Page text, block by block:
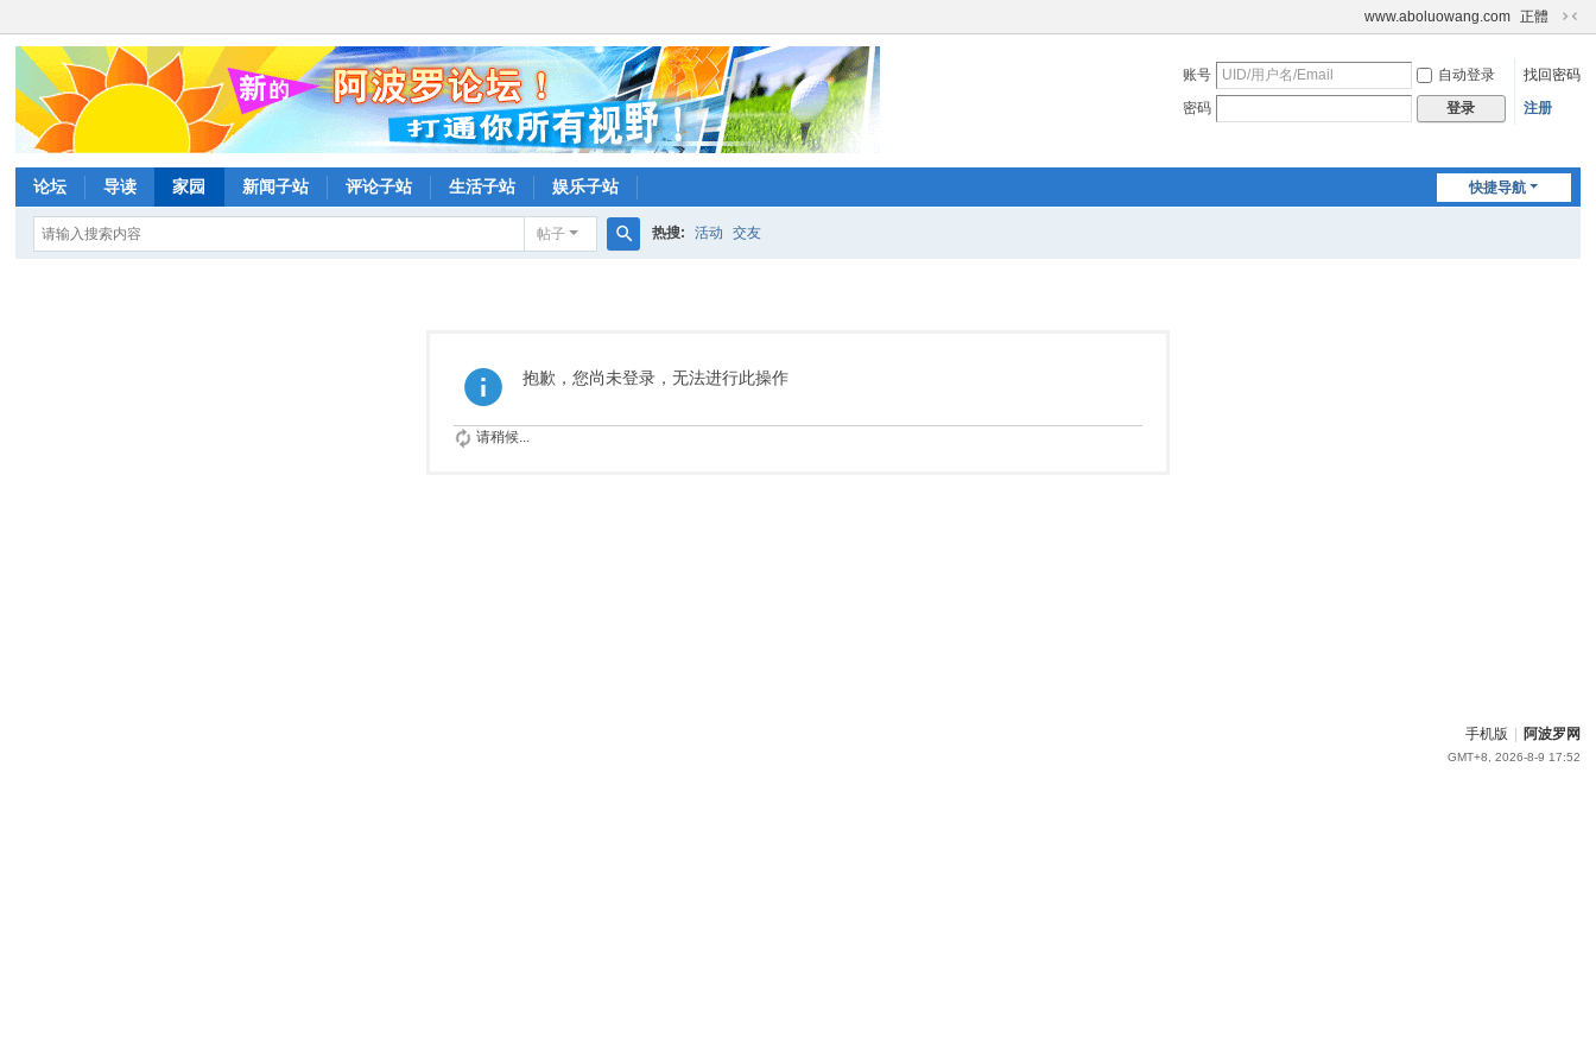
www.aboluowang.com 正體
切
到
账号 自动登录
找回密码
密码
登录 注册
快捷导航
论坛 导读 家园 新闻子站 评论子站 生活子站 娱乐子站
帖子 热搜: 活动 交友
抱歉，您尚未登录，无法进行此操作
请稍候...
手机版 阿波罗网
GMT+8, 2026-8-9 17:52